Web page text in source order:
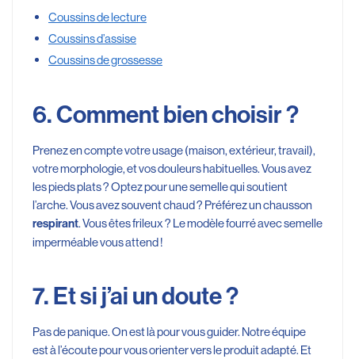
Coussins de lecture
Coussins d’assise
Coussins de grossesse
6. Comment bien choisir ?
Prenez en compte votre usage (maison, extérieur, travail),
votre morphologie, et vos douleurs habituelles. Vous avez
les pieds plats ? Optez pour une semelle qui soutient
l’arche. Vous avez souvent chaud ? Préférez un chausson
respirant. Vous êtes frileux ? Le modèle fourré avec semelle
imperméable vous attend !
7. Et si j’ai un doute ?
Pas de panique. On est là pour vous guider. Notre équipe
est à l’écoute pour vous orienter vers le produit adapté. Et